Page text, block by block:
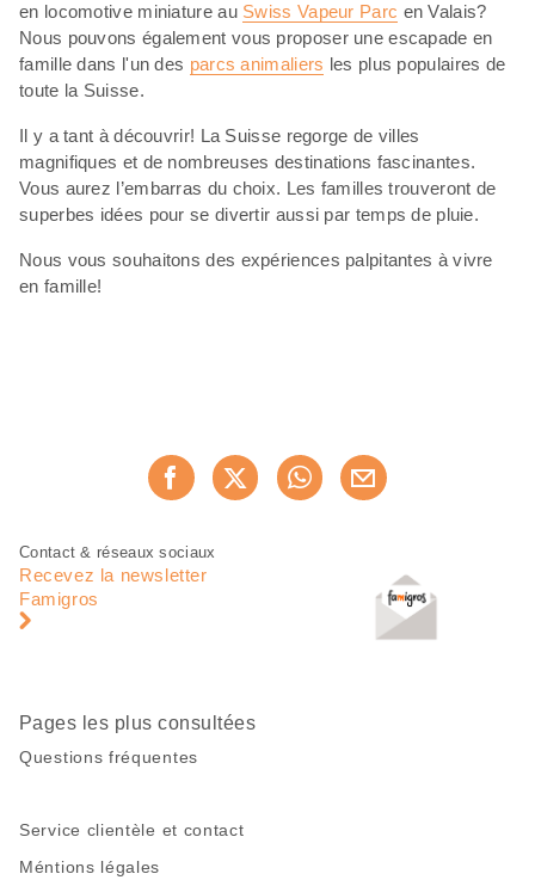
en locomotive miniature au Swiss Vapeur Parc en Valais?
Nous pouvons également vous proposer une escapade en
famille dans l'un des parcs animaliers les plus populaires de
toute la Suisse.
Il y a tant à découvrir! La Suisse regorge de villes
magnifiques et de nombreuses destinations fascinantes.
Vous aurez l’embarras du choix. Les familles trouveront de
superbes idées pour se divertir aussi par temps de pluie.
Nous vous souhaitons des expériences palpitantes à vivre
en famille!
Recommander maintenant
Pied
page
Navigation
pied
Contact & réseaux sociaux
Recevez la newsletter
Famigros
Pages les plus consultées
Questions fréquentes
Service clientèle et contact
Méntions légales